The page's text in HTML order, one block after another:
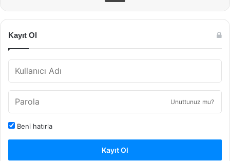
Kayıt Ol
Unuttunuz mu?
Beni hatırla
Kayıt Ol